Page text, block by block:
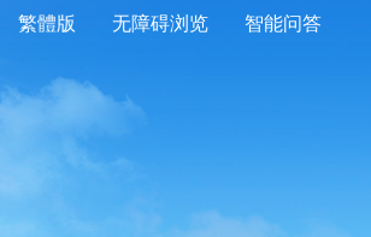
繁體版 无障碍浏览 智能问答